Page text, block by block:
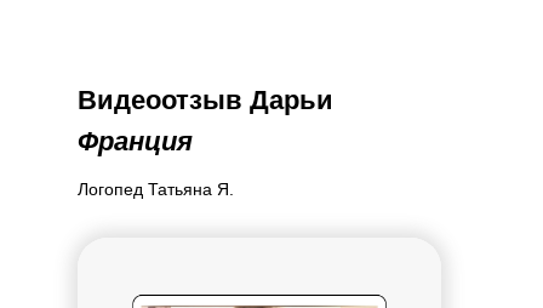
Видеоотзыв Дарьи
Франция
Логопед Татьяна Я.